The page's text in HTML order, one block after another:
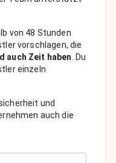
von 48 Stunden
vorschlagen, die
auch Zeit haben. Du
einzeln
und
auch die